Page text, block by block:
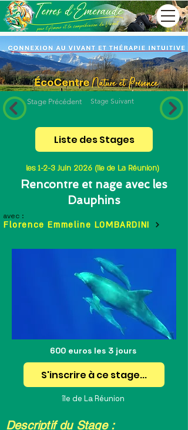
Stage Précédent Stage Suivant
Liste des Stages
les 1-2-3 Juin 2026 (île de La Réunion)
Rencontre et nage avec les
Dauphins
Florence Emmeline LOMBARDINI
avec :
600 euros les 3 jours
S'inscrire à ce stage...
île de La Réunion
Descriptif du Stage :